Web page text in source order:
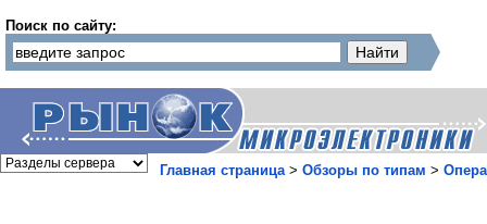
Поиск по сайту:
Главная страница> Обзоры по типам >